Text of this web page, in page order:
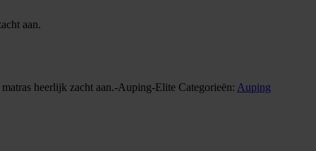
aan.
heerlijk zacht aan.-Auping-Elite Categorieën: Auping